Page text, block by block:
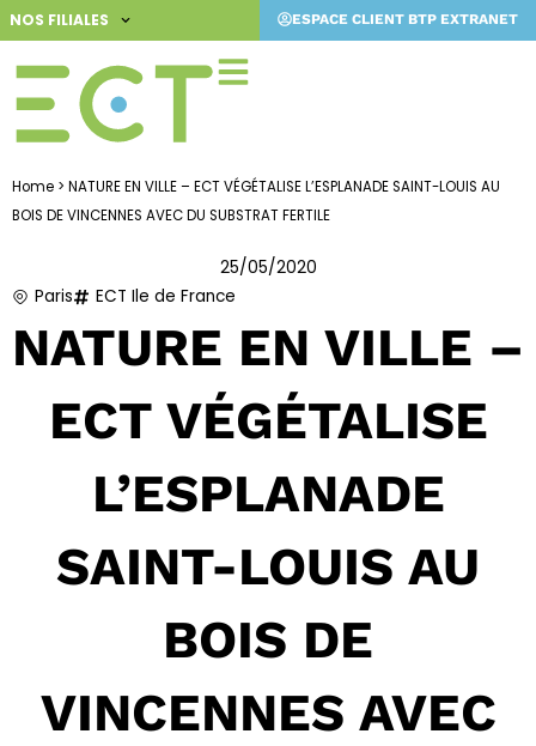
Aller
au
contenu
NOS FILIALES ESPACE CLIENT BTP EXTRANET
Home > NATURE EN VILLE – ECT VÉGÉTALISE L’ESPLANADE SAINT-LOUIS AU
BOIS DE VINCENNES AVEC DU SUBSTRAT FERTILE
25/05/2020
Paris
ECT Ile de France
NATURE EN VILLE –
ECT VÉGÉTALISE
L’ESPLANADE
SAINT-LOUIS AU
BOIS DE
VINCENNES AVEC